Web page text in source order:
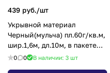
439 руб./шт
Укрывной материал
Черный(мульча) пл.60г/кв.м,
шир.1,6м, дл.10м, в пакете
"AGROBIO"/ "НЕОСПАН" *1/18
0 0 В наличии: 3 шт